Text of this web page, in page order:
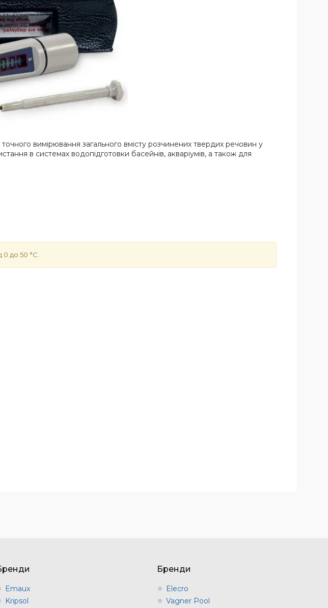
вимірювання загального вмісту розчинених твердих речовин у
в системах водопідготовки басейнів, акваріумів, а також для
0 до 50 °C.
Emaux
Kripsol
Бренди
Elecro
Vagner Pool